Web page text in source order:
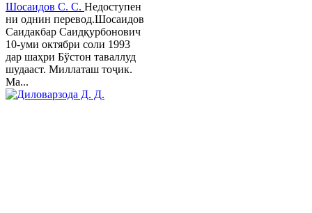
Шосаидов С. С. Недоступен
ни однин перевод.Шосаидов
Саидакбар Саидқурбонович
10-уми октябри соли 1993
дар шаҳри Бўстон таваллуд
шудааст. Миллаташ тоҷик.
Ма...